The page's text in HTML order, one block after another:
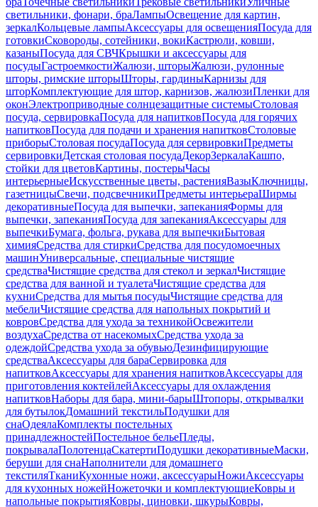
светильники, фонари, браЛампыОсвещение для картин,
зеркалКольцевые лампыАксессуары для освещенияПосуда для
готовкиСковороды, сотейники, вокиКастрюли, ковши,
казаныПосуда для СВЧКрышки и аксессуары для
посудыГастроемкостиЖалюзи, шторыЖалюзи, рулонные
шторы, римские шторыШторы, гардиныКарнизы для
шторКомплектующие для штор, карнизов, жалюзиПленки для
оконЭлектроприводные солнцезащитные системыСтоловая
посуда, сервировкаПосуда для напитковПосуда для горячих
напитковПосуда для подачи и хранения напитковСтоловые
приборыСтоловая посудаПосуда для сервировкиПредметы
сервировкиДетская столовая посудаДекорЗеркалаКашпо,
стойки для цветовКартины, постерыЧасы
интерьерныеИскусственные цветы, растенияВазыКлючницы,
газетницыСвечи, подсвечникиПредметы интерьераШирмы
декоративныеПосуда для выпечки, запеканияФормы для
выпечки, запеканияПосуда для запеканияАксессуары для
выпечкиБумага, фольга, рукава для выпечкиБытовая
химияСредства для стиркиСредства для посудомоечных
машинУниверсальные, специальные чистящие
средстваЧистящие средства для стекол и зеркалЧистящие
средства для ванной и туалетаЧистящие средства для
кухниСредства для мытья посудыЧистящие средства для
мебелиЧистящие средства для напольных покрытий и
ковровСредства для ухода за техникойОсвежители
воздухаСредства от насекомыхСредства ухода за
одеждойСредства ухода за обувьюДезинфицирующие
средстваАксессуары для бараСервировка для
напитковАксессуары для хранения напитковАксессуары для
приготовления коктейлейАксессуары для охлаждения
напитковНаборы для бара, мини-барыШтопоры, открывалки
для бутылокДомашний текстильПодушки для
снаОдеялаКомплекты постельных
принадлежностейПостельное бельеПледы,
покрывалаПолотенцаСкатертиПодушки декоративныеМаски,
беруши для снаНаполнители для домашнего
текстиляТканиКухонные ножи, аксессуарыНожиАксессуары
для кухонных ножейНожеточки и комплектующиеКовры и
напольные покрытияКовры, циновки, шкурыКовры,